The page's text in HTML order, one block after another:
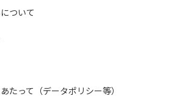
ついて
たって（データポリシー等）